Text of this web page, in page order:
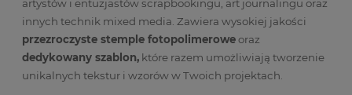
artystów i entuzjastów scrapbookingu, art journalingu oraz
innych technik mixed media. Zawiera wysokiej jakości
przezroczyste stemple fotopolimeroweoraz
dedykowany szablon, które razem umożliwiają tworzenie
unikalnych tekstur i wzorów w Twoich projektach.